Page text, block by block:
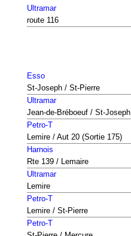
Ultramar
route 116
Esso
St-Joseph / St-Pierre
Ultramar
Jean-de-Bréboeuf / St-Joseph
Petro-T
Lemire / Aut 20 (Sortie 175)
Harnois
Rte 139 / Lemaire
Ultramar
Lemire
Petro-T
Lemire / St-Pierre
Petro-T